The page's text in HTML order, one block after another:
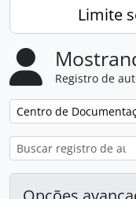
Limite
Registro de
Remover filtro: